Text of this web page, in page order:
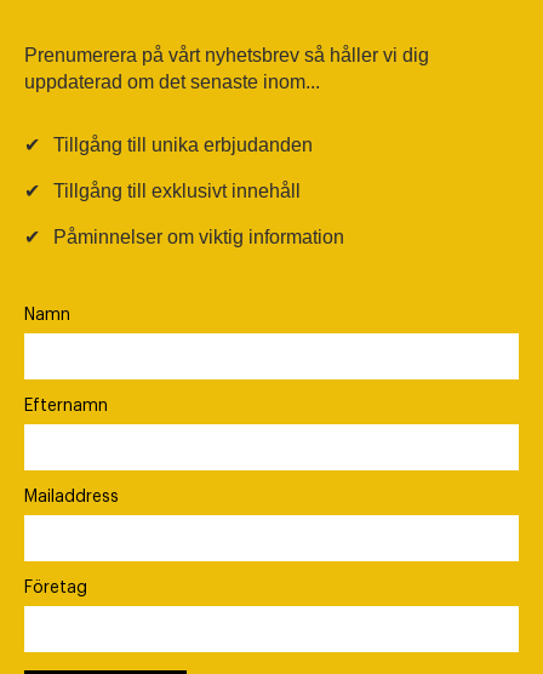
Prenumerera på vårt nyhetsbrev så håller vi dig
uppdaterad om det senaste inom...
✔ Tillgång till unika erbjudanden
✔ Tillgång till exklusivt innehåll
✔ Påminnelser om viktig information
Namn
Efternamn
Mailaddress
Företag